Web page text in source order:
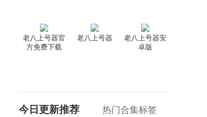
老八上号器安
卓版
老八上号器
老八上号器官
方免费下载
今日更新推荐 热门合集标签